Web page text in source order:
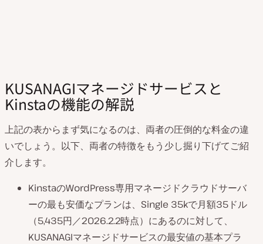
KUSANAGIマネージドサービスと
Kinstaの機能の解説
上記の表からまず気になるのは、両者の圧倒的な料金の違
いでしょう。以下、両者の特徴をもう少し掘り下げてご紹
介します。
KinstaのWordPress専用マネージドクラウドサーバ
ーの最も安価なプランは、Single 35kで月額35ドル
（5,435円／2026.2.2時点）にあるのに対して、
KUSANAGIマネージドサービスの最安値の基本プラ